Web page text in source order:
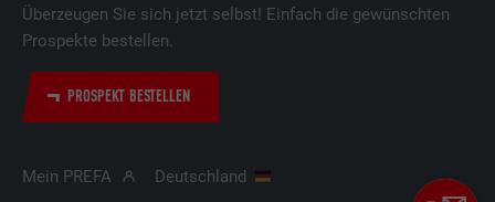
Überzeugen Sie sich jetzt selbst! Einfach die gewünschten
Prospekte bestellen.
PROSPEKT BESTELLEN
Mein PREFA Deutschland